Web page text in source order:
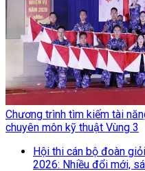
Chương trình tìm kiếm tài
chuyên môn kỹ thuật Vùng 3
Hội thi cán bộ đoàn
2026: Nhiều đổi mới,